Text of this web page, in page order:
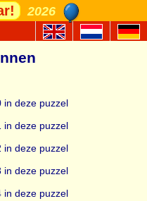
2026
in deze puzzel
in deze puzzel
in deze puzzel
in deze puzzel
in deze puzzel